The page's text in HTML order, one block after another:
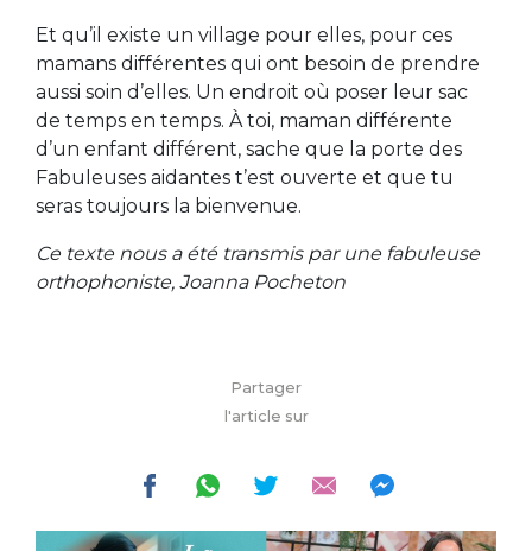
Et qu’il existe un village pour elles, pour ces
mamans différentes qui ont besoin de prendre
aussi soin d’elles. Un endroit où poser leur sac
de temps en temps. À toi, maman différente
d’un enfant différent, sache que la porte des
Fabuleuses aidantes t’est ouverte et que tu
seras toujours la bienvenue.
Ce texte nous a été transmis par une fabuleuse
orthophoniste, Joanna Pocheton
Partager
l'article sur